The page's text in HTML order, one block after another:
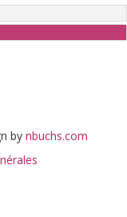
by nbuchs.com